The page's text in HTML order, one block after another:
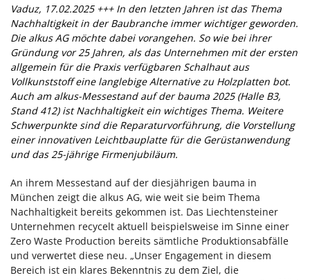
Vaduz, 17.02.2025 +++ In den letzten Jahren ist das Thema
Nachhaltigkeit in der Baubranche immer wichtiger geworden.
Die alkus AG möchte dabei vorangehen. So wie bei ihrer
Gründung vor 25 Jahren, als das Unternehmen mit der ersten
allgemein für die Praxis verfügbaren Schalhaut aus
Vollkunststoff eine langlebige Alternative zu Holzplatten bot.
Auch am alkus-Messestand auf der bauma 2025 (Halle B3,
Stand 412) ist Nachhaltigkeit ein wichtiges Thema. Weitere
Schwerpunkte sind die Reparaturvorführung, die Vorstellung
einer innovativen Leichtbauplatte für die Gerüstanwendung
und das 25-jährige Firmenjubiläum.
An ihrem Messestand auf der diesjährigen bauma in
München zeigt die alkus AG, wie weit sie beim Thema
Nachhaltigkeit bereits gekommen ist. Das Liechtensteiner
Unternehmen recycelt aktuell beispielsweise im Sinne einer
Zero Waste Production bereits sämtliche Produktionsabfälle
und verwertet diese neu. „Unser Engagement in diesem
Bereich ist ein klares Bekenntnis zu dem Ziel, die